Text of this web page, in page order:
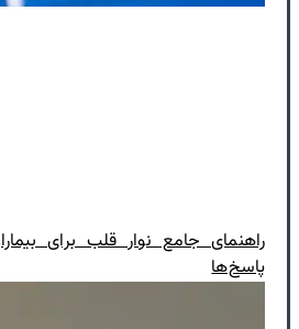
راهنمای جامع نوار قلب برای
پاسخ‌ها